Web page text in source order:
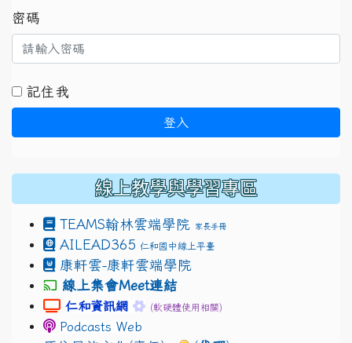
密碼
記住我
登入
線上教學與學習專區
TEAMS翰林雲端學院 家長手冊
AILEAD365 仁和國中線上平臺
康軒雲-康軒雲端學院
線上集會Meet連結
link to https://sites.google.com/
仁和資訊網 link to https://sites.google.com/
(軟硬體使用相關)
Podcasts Web